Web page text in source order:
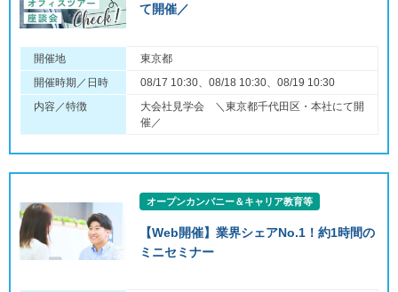
て開催／
開催地
東京都
開催時期／日時
08/17 10:30、08/18 10:30、08/19 10:30
内容／特徴
大会社見学会 ＼東京都千代田区・本社にて開
催／
オープンカンパニー＆キャリア教育等
【Web開催】業界シェアNo.1！約1時間の
ミニセミナー